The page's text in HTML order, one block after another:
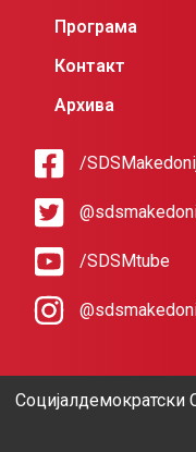
Програма
Контакт
Архива
/
/SDSMtube
Социјалдемократски